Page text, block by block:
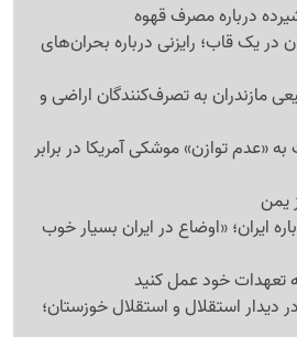
درباره مصرف قهوه
در یک قاب؛ رایزنی درباره بحران‌های
مازندران به تصرف‌کنندگان اراضی و
به «عدم توازن» موشکی آمریکا در برابر
یمن
ایران؛ «اوضاع در ایران بسیار خوب
تعهدات خود عمل کنید
استقلال و استقلال خوزستان؛